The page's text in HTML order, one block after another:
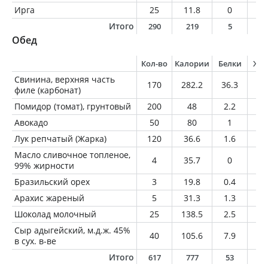
Ирга
25 11.8 0
Итого
290 219 5
Обед
Кол-во Калории Белки
Свинина, верхняя часть
филе (карбонат)
170 282.2 36.3
Помидор (томат), грунтовый
200 48 2.2
Авокадо
50 80 1
Лук репчатый (Жарка)
120 36.6 1.6
Масло сливочное топленое,
99% жирности
4 35.7 0
Бразильский орех
3 19.8 0.4
Арахис жареный
5 31.3 1.3
Шоколад молочный
25 138.5 2.5
Сыр адыгейский, м.д.ж. 45%
в сух. в-ве
40 105.6 7.9
Итого
617 777 53